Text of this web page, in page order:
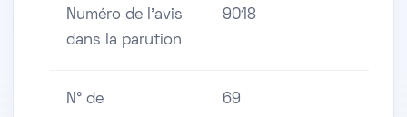
Numéro de l'avis
dans la parution
9018
N° de
69